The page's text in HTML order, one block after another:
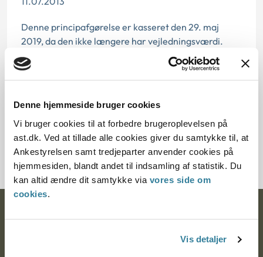
Denne hjemmeside bruger cookies
Vi bruger cookies til at forbedre brugeroplevelsen på
ast.dk. Ved at tillade alle cookies giver du samtykke til, at
Ankestyrelsen samt tredjeparter anvender cookies på
hjemmesiden, blandt andet til indsamling af statistik. Du
kan altid ændre dit samtykke via vores side om
cookies.
Vis detaljer
Denne principafgørelse er kasseret den 29. maj
2019, da den ikke længere har vejledningsværdi.
Paragraf
Journalnummer
20068-90
Ankestyrelsen